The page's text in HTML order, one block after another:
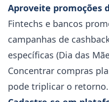
Aproveite promoções
Fintechs e bancos
campanhas de
específicas (Dia das
Concentrar compras
pode triplicar o retorno.